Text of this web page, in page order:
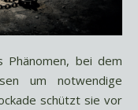
um notwendige
schützt sie vor